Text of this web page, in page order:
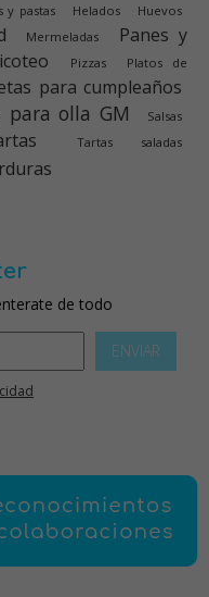
y pastas Helados Huevos
Mermeladas
Panes y
Pizzas
Platos de
para cumpleaños
para olla GM
Salsas
Tartas saladas
de todo
ENVIAR